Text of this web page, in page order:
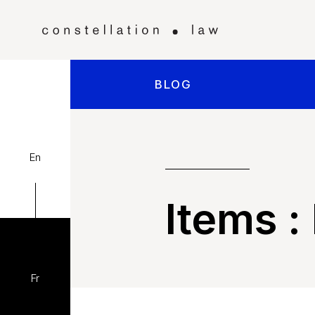
En
Fr
BLOG
Items :